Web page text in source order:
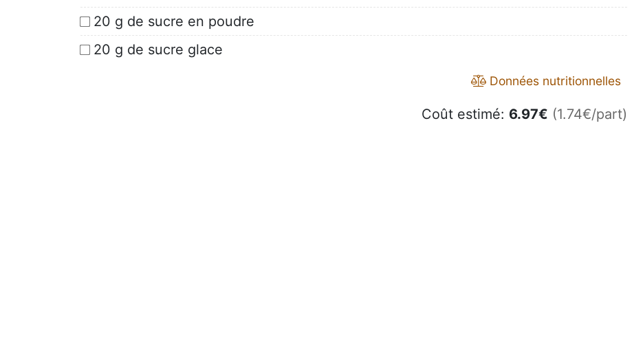
20 g de sucre en poudre
20 g de sucre glace
Données nutritionnelles
Coût estimé: 6.97€ (1.74€/part)